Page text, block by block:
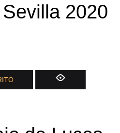
Las
opciones
en
la
producto
2020